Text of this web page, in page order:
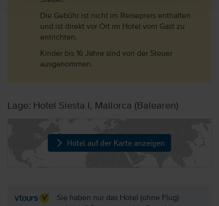
Die Gebühr ist nicht im Reisepreis enthalten
und ist direkt vor Ort im Hotel vom Gast zu
entrichten.
Kinder bis 16 Jahre sind von der Steuer
ausgenommen.
Lage: Hotel Siesta I, Mallorca (Balearen)
Hotel auf der Karte anzeigen
Sie haben nur das Hotel (ohne Flug)